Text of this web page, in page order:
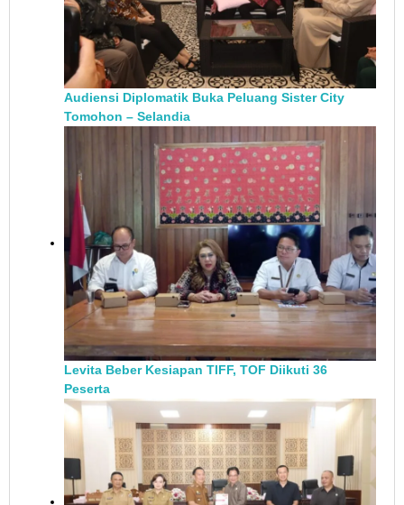
Audiensi Diplomatik Buka Peluang Sister City
Tomohon – Selandia
Levita Beber Kesiapan TIFF, TOF Diikuti 36
Peserta